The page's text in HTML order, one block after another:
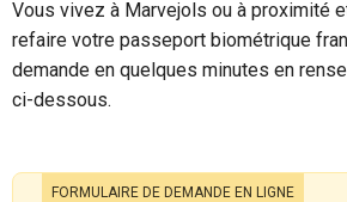
Vous vivez à Marvejols ou à proximité
refaire votre passeport biométrique
demande en quelques minutes en
ci-dessous.
FORMULAIRE DE DEMANDE EN LIGNE